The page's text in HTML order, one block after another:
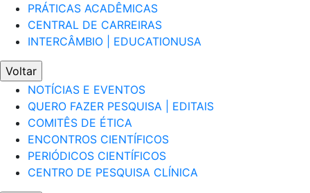
PRÁTICAS ACADÊMICAS
CENTRAL DE CARREIRAS
INTERCÂMBIO | EDUCATIONUSA
Voltar
NOTÍCIAS E EVENTOS
QUERO FAZER PESQUISA | EDITAIS
COMITÊS DE ÉTICA
ENCONTROS CIENTÍFICOS
PERIÓDICOS CIENTÍFICOS
CENTRO DE PESQUISA CLÍNICA